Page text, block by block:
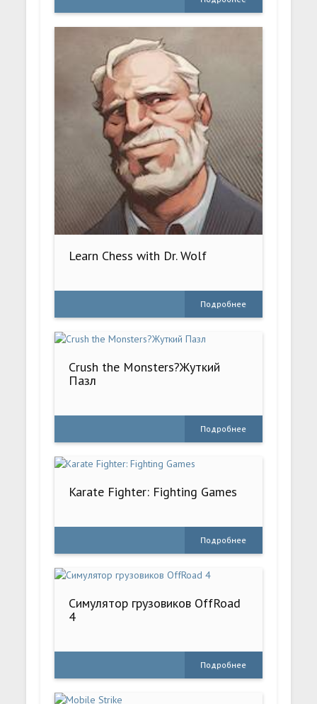
Learn Chess with Dr. Wolf
Подробнее
Crush the Monsters?Жуткий
Пазл
Подробнее
Karate Fighter: Fighting Games
Подробнее
Симулятор грузовиков OffRoad
4
Подробнее